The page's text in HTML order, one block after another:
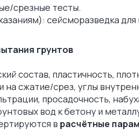
срезные тесты.
сейсморазведка
грунтов
состав, пластичность,
на сжатие/срез, углы
просадочность,
вод к бетону и
в расчётные